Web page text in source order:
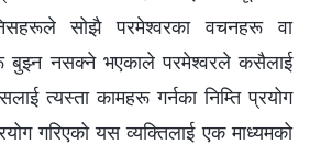
सोझै परमेश्‍वरका वचनहरू वा
बुझ्‍न नसक्‍ने भएकाले परमेश्‍वरले कसैलाई
त्यस्ता कामहरू गर्नका निम्ति प्रयोग
गरिएको यस व्यक्तिलाई एक माध्यमको